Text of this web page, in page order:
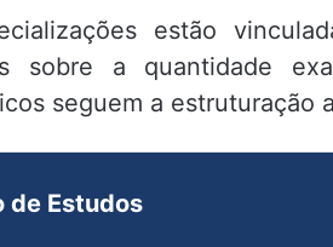
estão
sobre a quantidade
seguem a estruturação
de Estudos